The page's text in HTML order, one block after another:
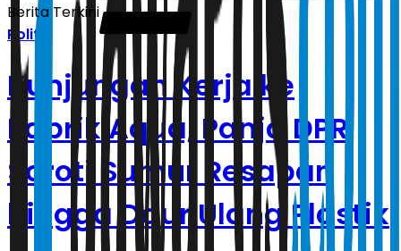
Berita Terkini
Politik
Kunjungan Kerja ke
Pabrik Aqua, Panja DPR
Soroti Sumur Resapan
hingga Daur Ulang Plastik